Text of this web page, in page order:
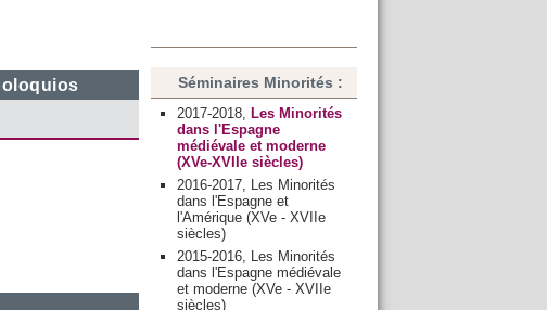
Séminaires Minorités :
2017-2018, Les Minorités
dans l'Espagne
médiévale et moderne
(XVe-XVIIe siècles)
2016-2017, Les Minorités
dans l'Espagne et
l'Amérique (XVe - XVIIe
siècles)
2015-2016, Les Minorités
dans l'Espagne médiévale
et moderne (XVe - XVIIe
siècles)